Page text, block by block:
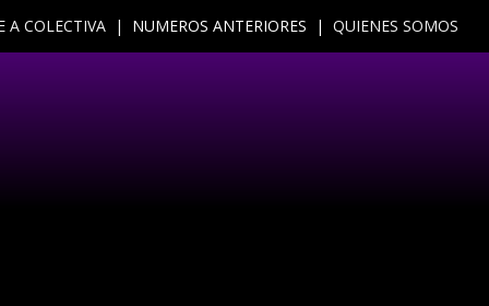
A COLECTIVA | NUMEROS ANTERIORES | QUIENES SOMOS